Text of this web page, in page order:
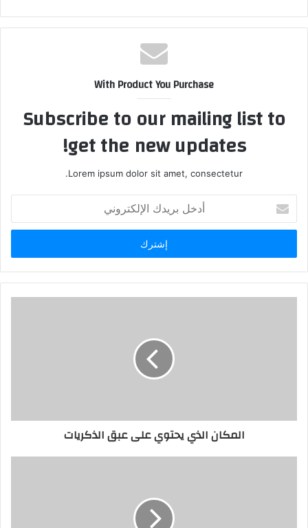
With Product You Purchase
Subscribe to our mailing list to
get the new updates!
Lorem ipsum dolor sit amet, consectetur.
بريدك
الإلكتروني
المكان الذي يحتوي على عبق الذكريات